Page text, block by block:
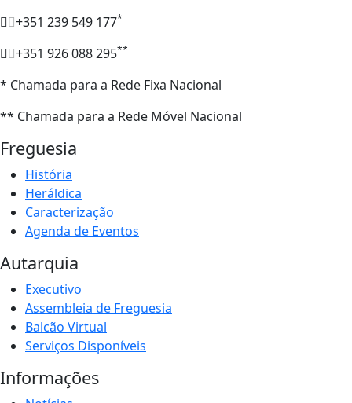
+351 239 549 177*
+351 926 088 295**
* Chamada para a Rede Fixa Nacional
** Chamada para a Rede Móvel Nacional
Freguesia
História
Heráldica
Caracterização
Agenda de Eventos
Autarquia
Executivo
Assembleia de Freguesia
Balcão Virtual
Serviços Disponíveis
Informações